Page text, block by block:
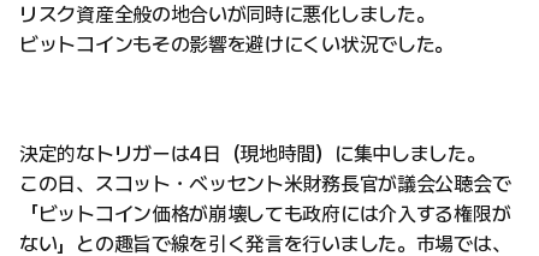
リスク資産全般の地合いが同時に悪化しました。
ビットコインもその影響を避けにくい状況でした。
決定的なトリガーは4日（現地時間）に集中しました。
この日、スコット・ベッセント米財務長官が議会公聴会で
「ビットコイン価格が崩壊しても政府には介入する権限が
ない」との趣旨で線を引く発言を行いました。市場では、